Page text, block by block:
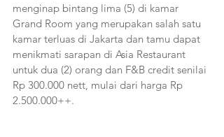
menginap bintang lima (5) di kamar
Grand Room yang merupakan salah satu
kamar terluas di Jakarta dan tamu dapat
menikmati sarapan di Asia Restaurant
untuk dua (2) orang dan F&B credit senilai
Rp 300.000 nett, mulai dari harga Rp
2.500.000++.